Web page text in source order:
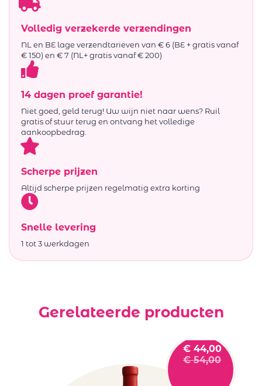
Volledig verzekerde verzendingen
NL en BE lage verzendtarieven van € 6 (BE + gratis vanaf
€ 150) en € 7 (NL+ gratis vanaf € 200)
14 dagen proef garantie!
Niet goed, geld terug! Uw wijn niet naar wens? Ruil
gratis of stuur terug en ontvang het volledige
aankoopbedrag.
Scherpe prijzen
Altijd scherpe prijzen regelmatig extra korting
Snelle levering
1 tot 3 werkdagen
Gerelateerde producten
€ 44,00
€54,00